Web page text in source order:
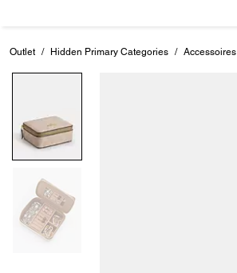
Outlet / Hidden Primary Categories / Accessoires